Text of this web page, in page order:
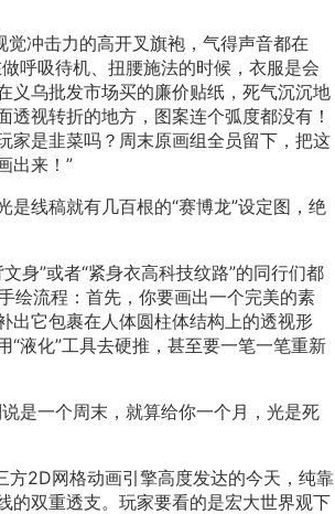
冲击力的高开叉旗袍，气得声音都在
呼吸待机、扭腰施法的时候，衣服是会
义乌批发市场买的廉价贴纸，死气沉沉地
视转折的地方，图案连个弧度都没有！
家是韭菜吗？周末原画组全员留下，把这
出来！”
线稿就有几百根的“赛博龙”设定图，绝
身”或者“紧身衣高科技纹路”的同行们都
绘流程：首先，你要画出一个完美的素
出它包裹在人体圆柱体结构上的透视形
液化”工具去硬推，甚至要一笔一笔重新
是一个周末，就算给你一个月，光是死
方2D网格动画引擎高度发达的今天，纯靠
的双重透支。玩家要看的是宏大世界观下